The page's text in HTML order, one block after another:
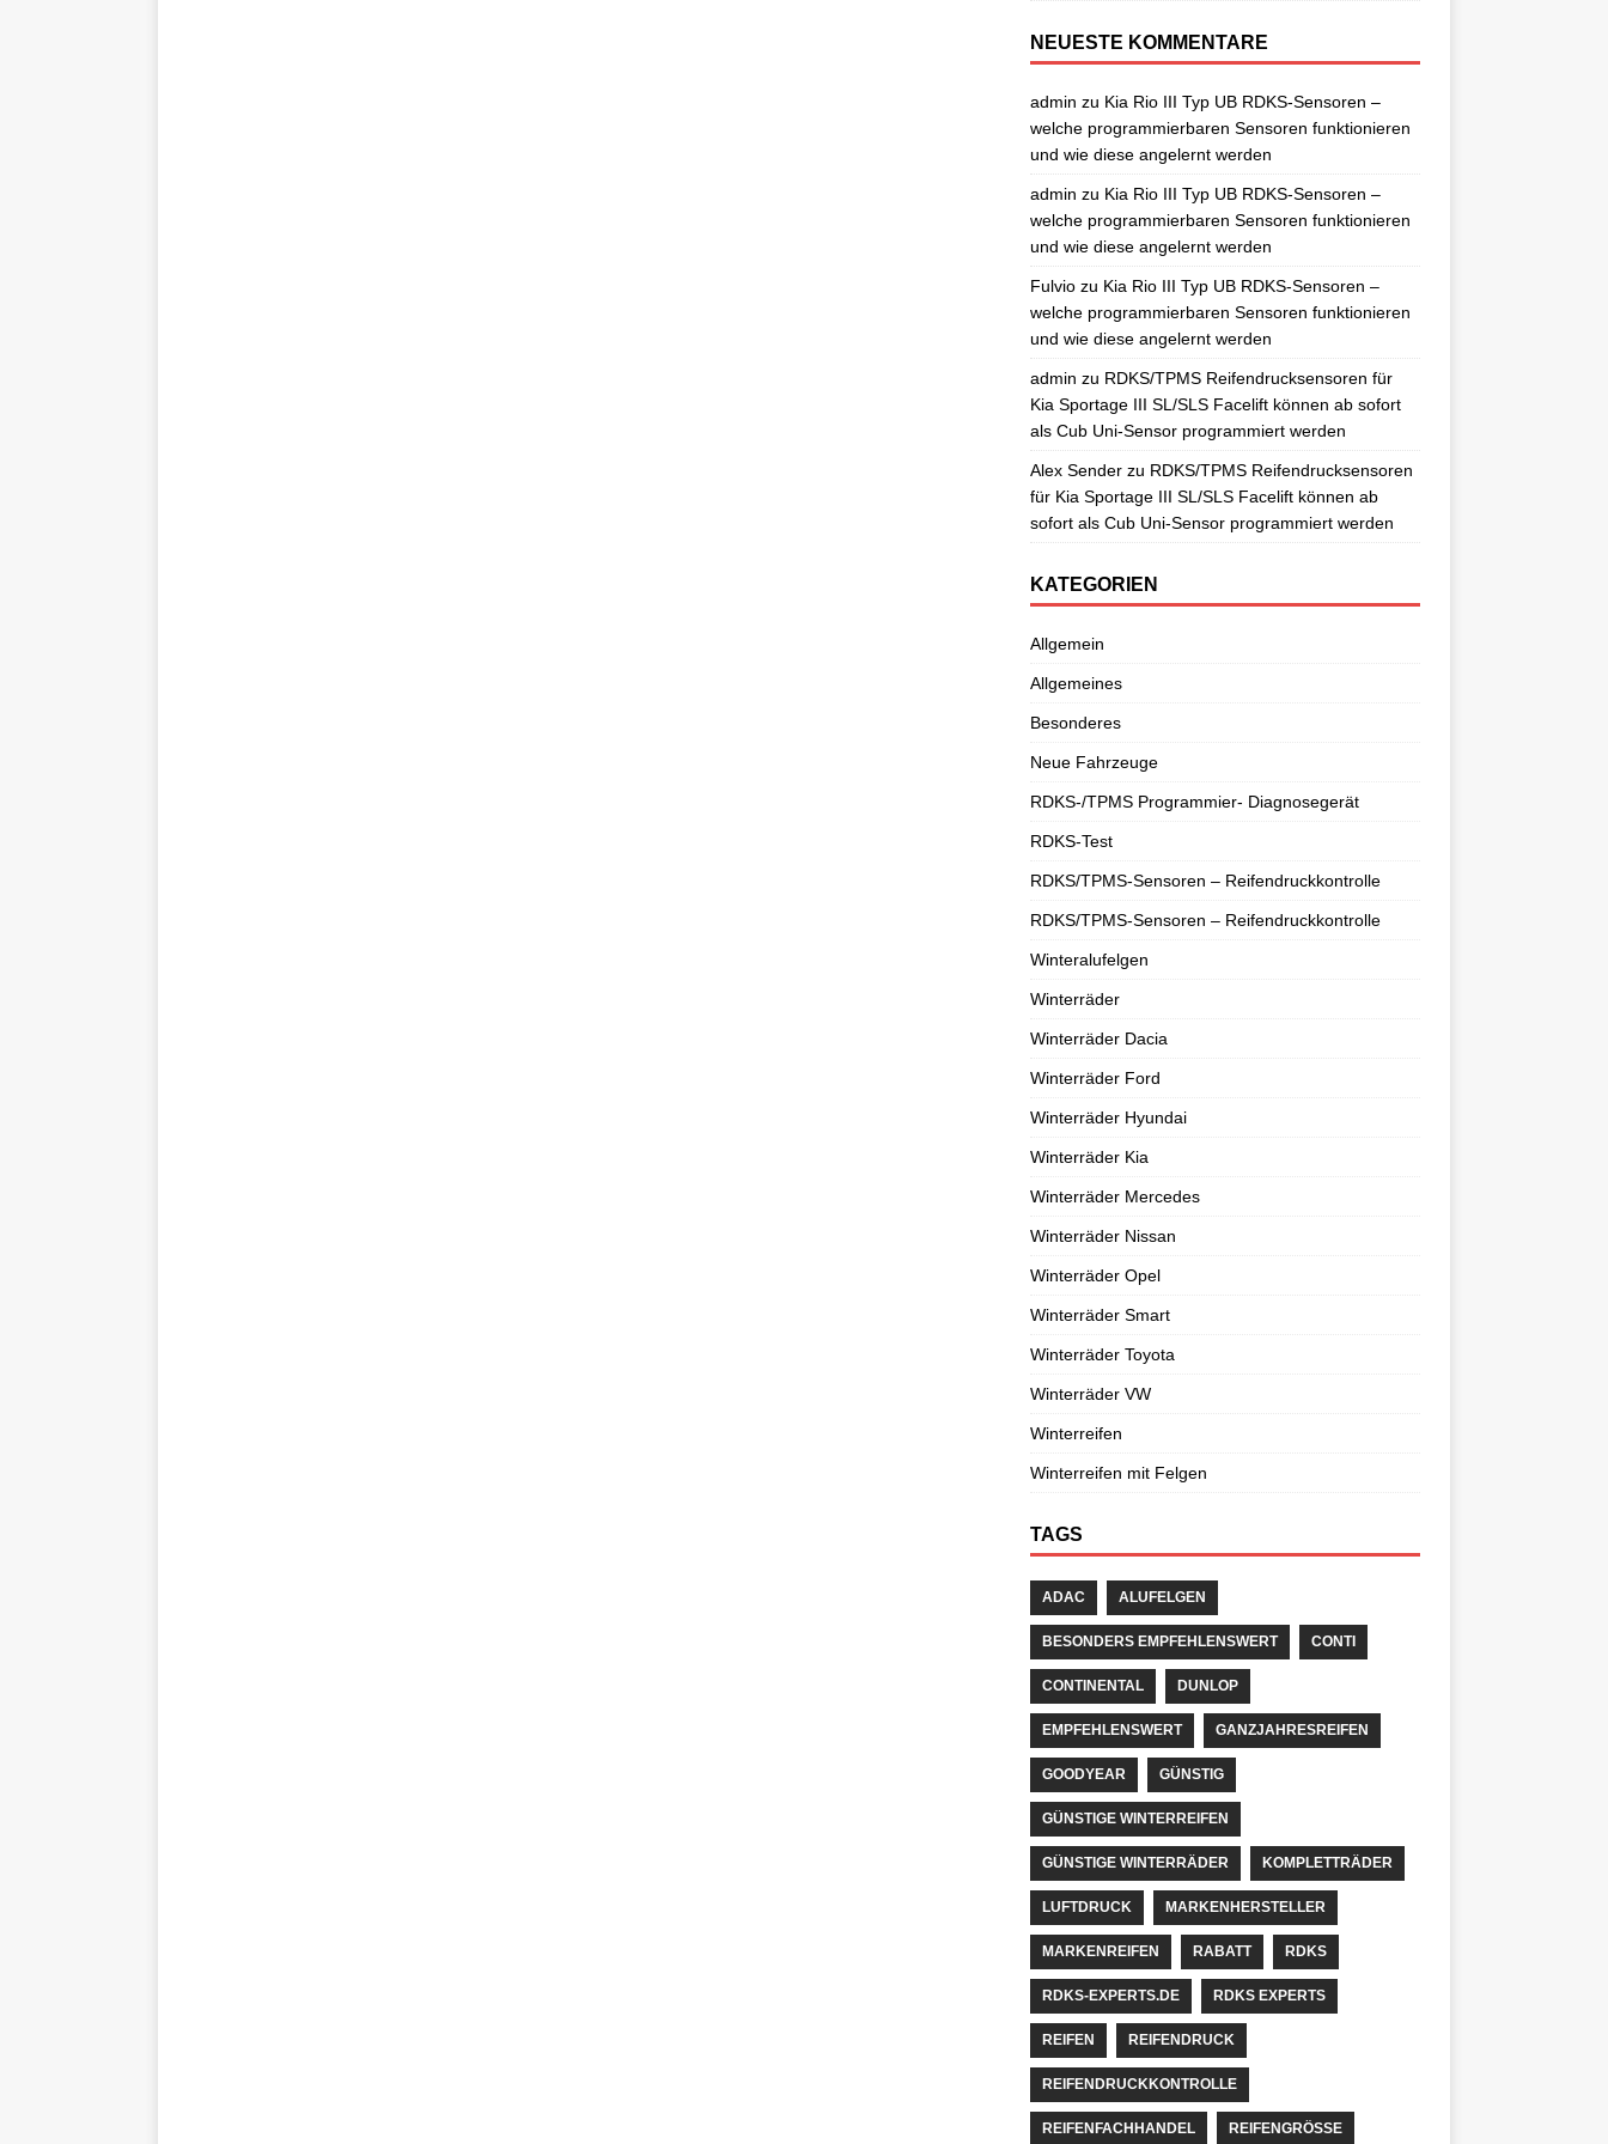
NEUESTE KOMMENTARE
admin zu Kia Rio III Typ UB RDKS-Sensoren –
welche programmierbaren Sensoren funktionieren
und wie diese angelernt werden
admin zu Kia Rio III Typ UB RDKS-Sensoren –
welche programmierbaren Sensoren funktionieren
und wie diese angelernt werden
Fulviozu Kia Rio III Typ UB RDKS-Sensoren –
welche programmierbaren Sensoren funktionieren
und wie diese angelernt werden
admin zu RDKS/TPMS Reifendrucksensoren für
Kia Sportage III SL/SLS Facelift können ab sofort
als Cub Uni-Sensor programmiert werden
Alex Senderzu RDKS/TPMS Reifendrucksensoren
für Kia Sportage III SL/SLS Facelift können ab
sofort als Cub Uni-Sensor programmiert werden
KATEGORIEN
Allgemein
Allgemeines
Besonderes
Neue Fahrzeuge
RDKS-/TPMS Programmier- Diagnosegerät
RDKS-Test
RDKS/TPMS-Sensoren – Reifendruckkontrolle
RDKS/TPMS-Sensoren – Reifendruckkontrolle
Winteralufelgen
Winterräder
Winterräder Dacia
Winterräder Ford
Winterräder Hyundai
Winterräder Kia
Winterräder Mercedes
Winterräder Nissan
Winterräder Opel
Winterräder Smart
Winterräder Toyota
Winterräder VW
Winterreifen
Winterreifen mit Felgen
TAGS
ADAC ALUFELGEN
BESONDERS EMPFEHLENSWERT CONTI
CONTINENTAL DUNLOP
EMPFEHLENSWERT GANZJAHRESREIFEN
GOODYEAR GÜNSTIG
GÜNSTIGE WINTERREIFEN
GÜNSTIGE WINTERRÄDER KOMPLETTRÄDER
LUFTDRUCK MARKENHERSTELLER
MARKENREIFEN RABATT RDKS
RDKS-EXPERTS.DE RDKS EXPERTS
REIFEN REIFENDRUCK
REIFENDRUCKKONTROLLE
REIFENFACHHANDEL REIFENGRÖSSE